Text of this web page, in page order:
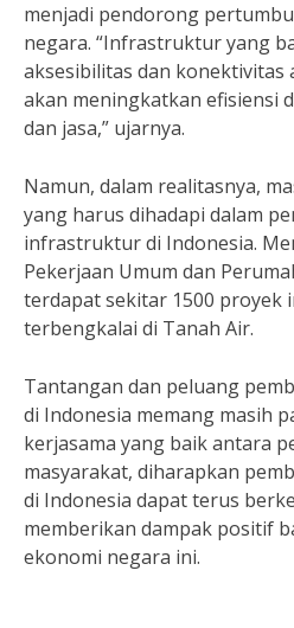
menjadi pendorong
negara. “Infrastruktur yang
aksesibilitas dan konektivitas
akan meningkatkan efisiensi
dan jasa,” ujarnya.
Namun, dalam realitasnya,
yang harus dihadapi dalam
infrastruktur di Indonesia.
Pekerjaan Umum dan
terdapat sekitar 1500
terbengkalai di Tanah Air.
Tantangan dan peluang
di Indonesia memang masih
kerjasama yang baik antara
masyarakat, diharapkan
di Indonesia dapat terus
memberikan dampak positif
ekonomi negara ini.